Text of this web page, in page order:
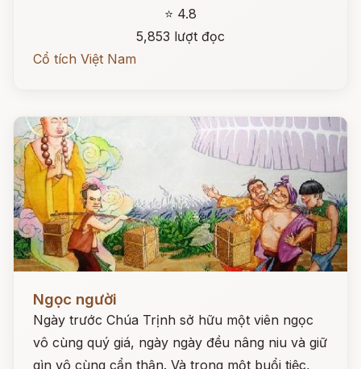
⭐ 4.8
5,853 lượt đọc
Cổ tích Việt Nam
Ngọc người
Ngày trước Chúa Trịnh sở hữu một viên ngọc
vô cùng quý giá, ngày ngày đều nâng niu và giữ
gìn vô cùng cẩn thận. Và trong một buổi tiệc,